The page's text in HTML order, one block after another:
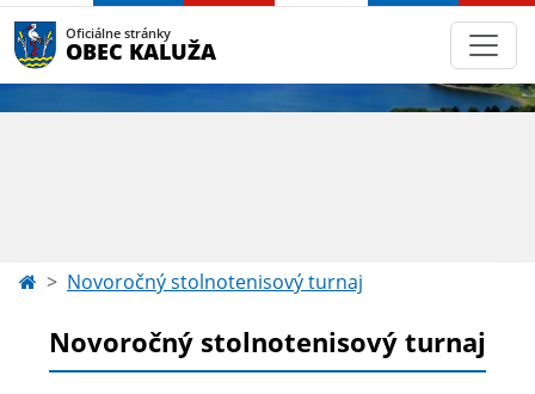
Oficiálne stránky
OBEC KALUŽA
Novoročný stolnotenisový turnaj
Novoročný stolnotenisový turnaj